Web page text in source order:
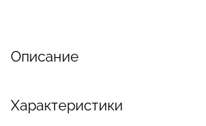
Описание
Характеристики